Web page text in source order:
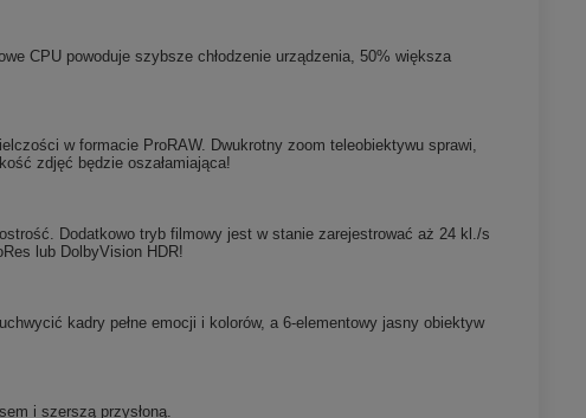
CPU powoduje szybsze chłodzenie urządzenia, 50% większa
w formacie ProRAW. Dwukrotny zoom teleobiektywu sprawi,
zdjęć będzie oszałamiająca!
Dodatkowo tryb filmowy jest w stanie zarejestrować aż 24 kl./s
lub DolbyVision HDR!
kadry pełne emocji i kolorów, a 6-elementowy jasny obiektyw
i szerszą przysłoną.